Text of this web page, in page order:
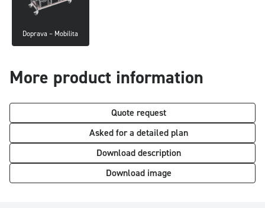
Doprava – Mobilita
More product information
Quote request
Asked for a detailed plan
Download description
Download image